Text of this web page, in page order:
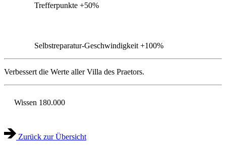
Trefferpunkte +50%
Selbstreparatur-Geschwindigkeit +100%
Verbessert die Werte aller Villa des Praetors.
Wissen 180.000
Zurück zur Übersicht